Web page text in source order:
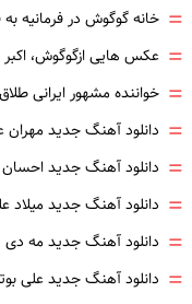
= خانه گوگوش در
= عکس هایی ازگوگوش، اکبر
= خواننده مشهور ایرانی
= دانلود آهنگ جدید
= دانلود آهنگ جدید احسان
= دانلود آهنگ جدید
= دانلود آهنگ جدید مه
= دانلود آهنگ جدید علی